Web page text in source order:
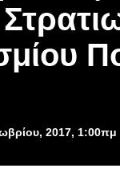
2017, 1:00πμ